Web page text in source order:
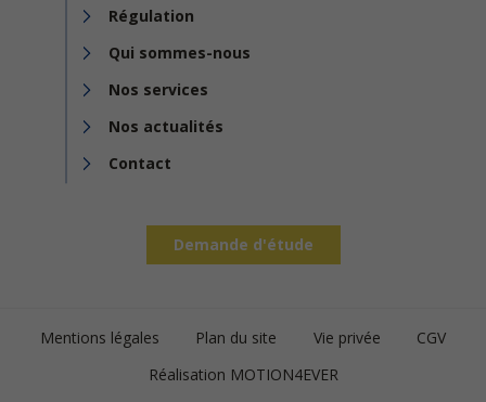
Régulation
Qui sommes-nous
Nos services
Nos actualités
Contact
Demande d'étude
Footer
Mentions légales Plan du site Vie privée
CGV
Réalisation MOTION4EVER